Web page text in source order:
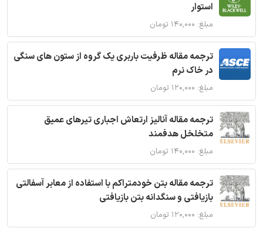
استوار
مبلغ: ۱۴۰,۰۰۰ تومان
ترجمه مقاله ظرفیت باربری یک گروه از ستون های سنگی
در خاک نرم
مبلغ: ۱۲۰,۰۰۰ تومان
ترجمه مقاله آنالیز ارتعاش اجباری تیرهای عمیق
متخلخل هدفمند
مبلغ: ۱۴۰,۰۰۰ تومان
ترجمه مقاله بتن خودمتراکم با استفاده از معابر آسفالتی
بازیافتی و سنگدانه بتن بازیافتی
مبلغ: ۱۲۰,۰۰۰ تومان